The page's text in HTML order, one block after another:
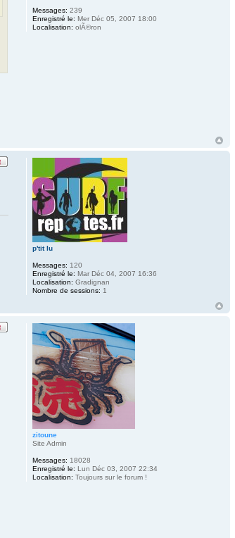
Messages: 239
Enregistré le: Mer Déc 05, 2007 18:00
Localisation: olÃ©ron
p'tit lu
Messages: 120
Enregistré le: Mar Déc 04, 2007 16:36
Localisation: Gradignan
Nombre de sessions: 1
zitoune
Site Admin
Messages: 18028
Enregistré le: Lun Déc 03, 2007 22:34
Localisation: Toujours sur le forum !